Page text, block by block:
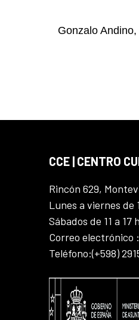
Gonzalo
CCE | CENTRO
Rincón 629,
Lunes a viernes de
Sábados de 11 a 17 h
Correo electrónico
Teléfono:(+598)